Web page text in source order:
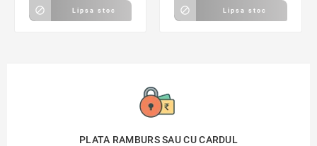
 Lipsa stoc  Lipsa stoc
PLATA RAMBURS SAU CU CARDUL